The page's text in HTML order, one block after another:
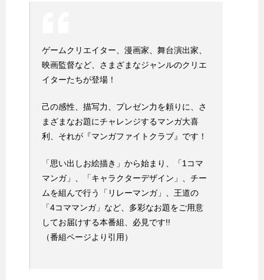
ゲームクリエイター、漫画家、舞台演出家、
映画監督など、さまざまなジャンルのクリエ
イターたちが登場！
己の感性、描写力、プレゼン力を頼りに、さ
まざまなお題にチャレンジするマンガ大喜
利、それが『マンガファイトクラブ』です！
「思い出しお絵描き」から始まり、「1コマ
マンガ」、「キャラクターデザイン」、チー
ムを組んで行う「リレーマンガ」、王道の
「4コママンガ」など、多彩なお題をご用意
してお届けする本番組、必見です!!
（番組ページより引用）